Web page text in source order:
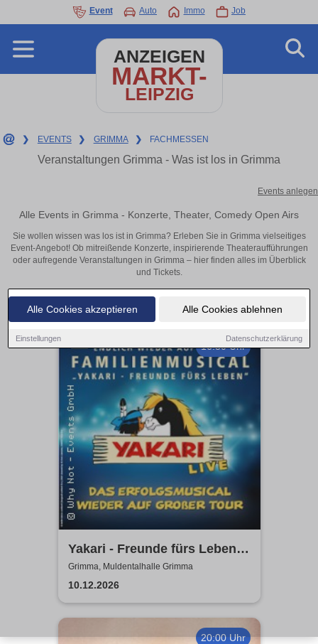
Alle Cookies akzeptieren Alle Cookies ablehnen
Einstellungen Datenschutzerklärung
Event Auto Immo Job
ANZEIGEN
MARKT-
LEIPZIG
❯ EVENTS ❯ GRIMMA ❯ FACHMESSEN
Veranstaltungen Grimma - Was ist los in Grimma
Events anlegen
Alle Events in Grimma - Konzerte, Theater, Comedy Open Airs
Sie wollen wissen was los ist in Grimma? Erleben Sie in Grimma vielseitiges
Event-Angebot! Ob mitreißende Konzerte, inspirierende Theateraufführungen
oder aufregende Veranstaltungen in Grimma – hier finden alles im Überblick
und Tickets.
16:30 Uhr
Yakari - Freunde fürs Leben -
Das Musical für die ganze
Familie
Grimma, Muldentalhalle Grimma
10.12.2026
20:00 Uhr